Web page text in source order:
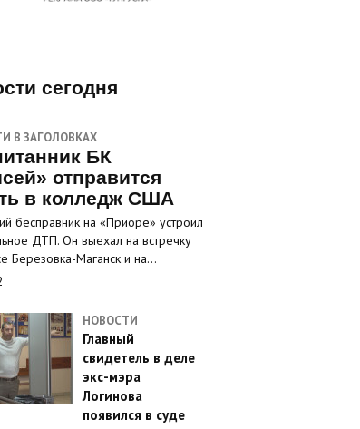
сегодня
В ЗАГОЛОВКАХ
БК
отправится
в колледж США
бесправник на «Приоре» устроил
ДТП. Он выехал на встречку
Березовка-Маганск и на…
НОВОСТИ
Главный
свидетель в деле
экс-мэра
Логинова
появился в суде